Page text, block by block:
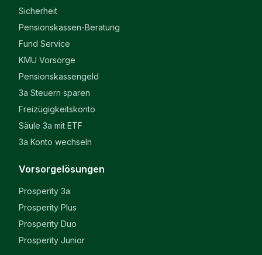
Sicherheit
Pensionskassen-Beratung
Fund Service
KMU Vorsorge
Pensionskassengeld
3a Steuern sparen
Freizügigkeitskonto
Säule 3a mit ETF
3a Konto wechseln
Vorsorgelösungen
Prosperity 3a
Prosperity Plus
Prosperity Duo
Prosperity Junior